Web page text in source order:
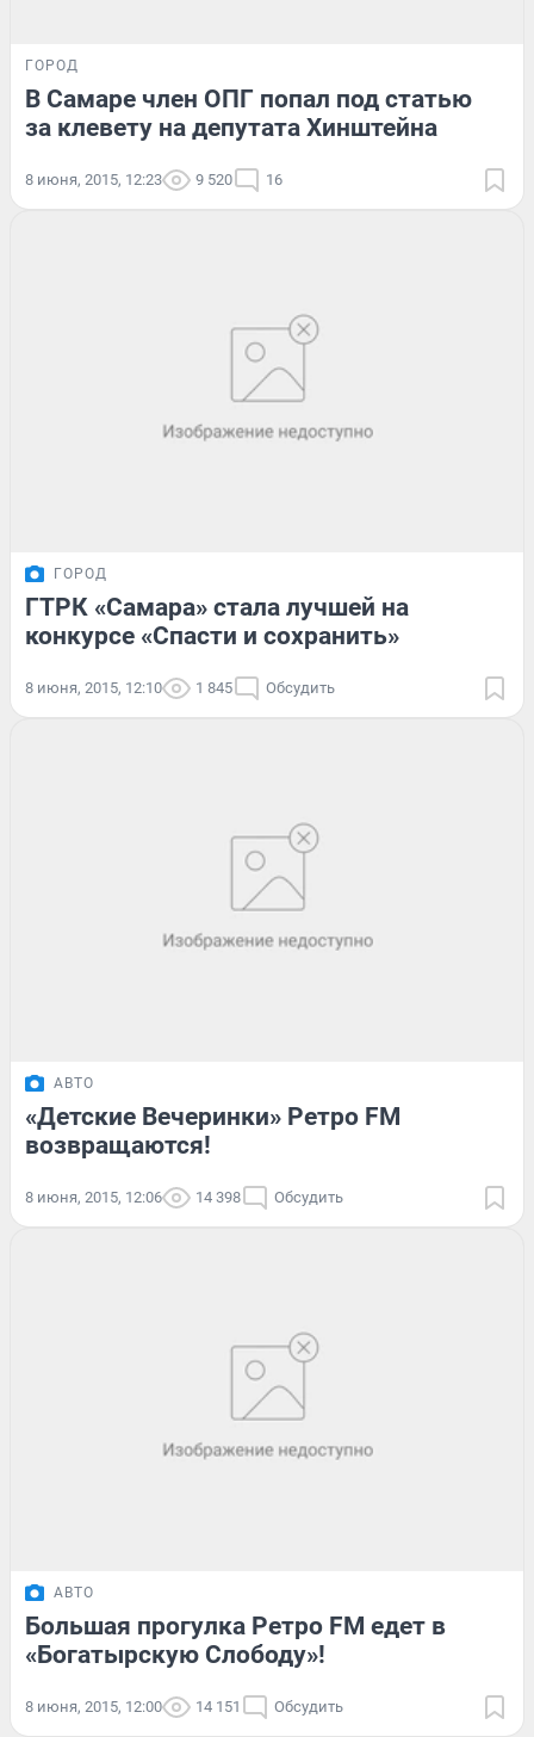
ГОРОД
В Самаре член ОПГ попал под статью
за клевету на депутата Хинштейна
8 июня, 2015, 12:23 9 520 16
ГОРОД
ГТРК «Самара» стала лучшей на
конкурсе «Спасти и сохранить»
8 июня, 2015, 12:10 1 845 Обсудить
АВТО
«Детские Вечеринки» Ретро FM
возвращаются!
8 июня, 2015, 12:06 14 398 Обсудить
АВТО
Большая прогулка Ретро FM едет в
«Богатырскую Слободу»!
8 июня, 2015, 12:00 14 151 Обсудить